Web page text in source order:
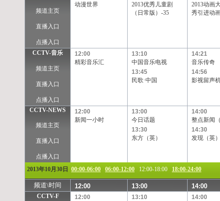
频道主页
直播入口
点播入口
动漫世界
2013优秀儿童剧
（日常版）-35
2013动画
秀引进动
CCTV-音乐
频道主页
直播入口
点播入口
12:00
精彩音乐汇
13:10
中国音乐电视
13:45
民歌·中国
14:21
音乐传奇
14:56
影视留声
CCTV-NEWS
频道主页
直播入口
点播入口
12:00
新闻一小时
13:00
今日话题
13:30
东方（英）
14:00
整点新闻
14:30
发现（英
2013年10月30日 00:00-06:00 06:00-12:00 12:00-18:00 18:00-24:00
频道\时间 12:00 13:00 14:00
CCTV-F
12:00
13:10
14:00